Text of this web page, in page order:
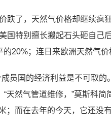
跌了，天然气价格却继续疯
国特别擅长搬起石头砸自己
20%；连日来欧洲天然气
员国的经济利益是不可取的
天然气管道维修，”莫斯科
；而在去年的今天，它还没有